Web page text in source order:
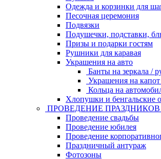
Одежда и корзинки для
Песочная церемония
Подвязки
Подушечки, подставки,
Призы и подарки гостям
Рушники для каравая
Украшения на авто
Банты на зеркала /
Украшения на капот
Кольца на
Хлопушки и бенгальские
ПРОВЕДЕНИЕ
Проведение свадьбы
Проведение юбилея
Проведение
Праздничный антураж
Фотозоны